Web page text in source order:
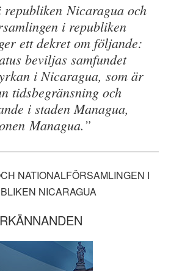
republiken Nicaragua och
i republiken
ett dekret om följande:
beviljas samfundet
i Nicaragua, som är
tidsbegränsning och
i staden Managua,
Managua.”
NATIONALFÖRSAMLINGEN I
NICARAGUA